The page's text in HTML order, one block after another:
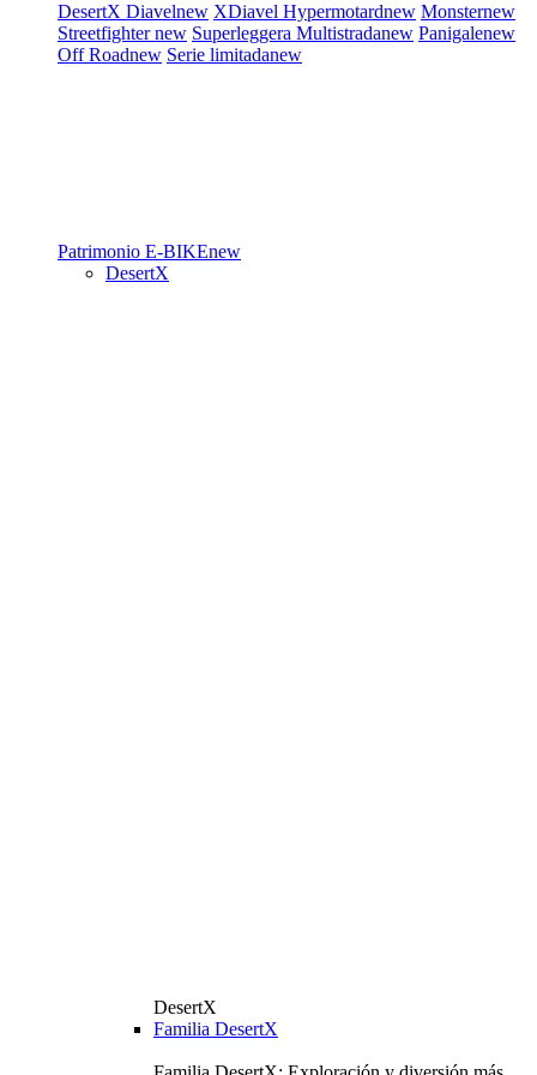
DesertX Diavelnew XDiavel Hypermotardnew Monsternew
Streetfighternew Superleggera Multistradanew Panigalenew
Off Roadnew Serie limitadanew
Patrimonio E-BIKEnew
DesertX
DesertX
Familia DesertX